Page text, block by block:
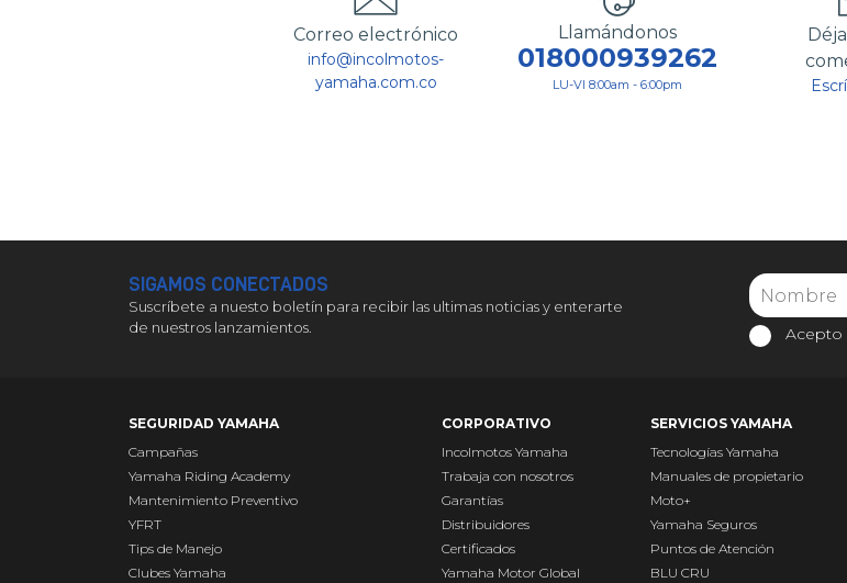
Correo electrónico
info@incolmotos-
yamaha.com.co
Llamándonos
018000939262
LU-VI 8:00am - 6:00pm
SIGAMOS CONECTADOS
Suscríbete a nuesto boletín para recibir las ultimas noticias y enterarte
de nuestros lanzamientos.
Acepto
SEGURIDAD YAMAHA
Campañas
Yamaha Riding Academy
Mantenimiento Preventivo
YFRT
Tips de Manejo
Clubes Yamaha
CORPORATIVO
Incolmotos Yamaha
Trabaja con nosotros
Garantías
Distribuidores
Certificados
Yamaha Motor Global
SERVICIOS YAMAHA
Tecnologías Yamaha
Manuales de propietario
Moto+
Yamaha Seguros
Puntos de Atención
BLU CRU